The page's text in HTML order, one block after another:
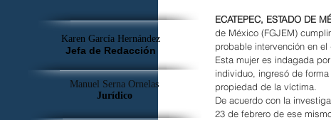
ECATEPEC, ESTADO DE
de México (FGJEM)
probable intervención en el
Esta mujer es indagada
individuo, ingresó de
propiedad de la víctima.
De acuerdo con la
23 de febrero de ese
Karen García Hernández
Jefa de Redacción
Manuel Serna Ornelas
Jurídico